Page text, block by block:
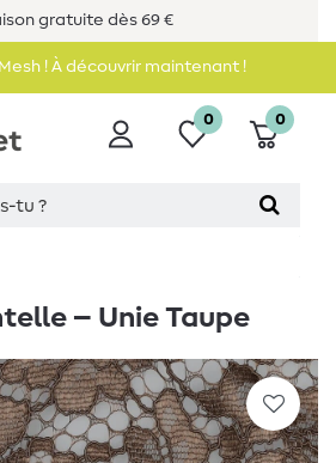
gratuite dès 69 €
! À découvrir maintenant !
0 0
– Unie Taupe